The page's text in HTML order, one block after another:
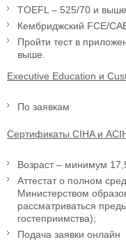
TOEFL – 525/70 и
Кембриджский FCE/
Пройти тест в
выше.
Executive Education и
По заявкам
Сертификаты CIHA и
Возраст – минимум
Аттестат о полном
Министерством
рассматриваться
гостеприимства);
Подача заявки онлайн